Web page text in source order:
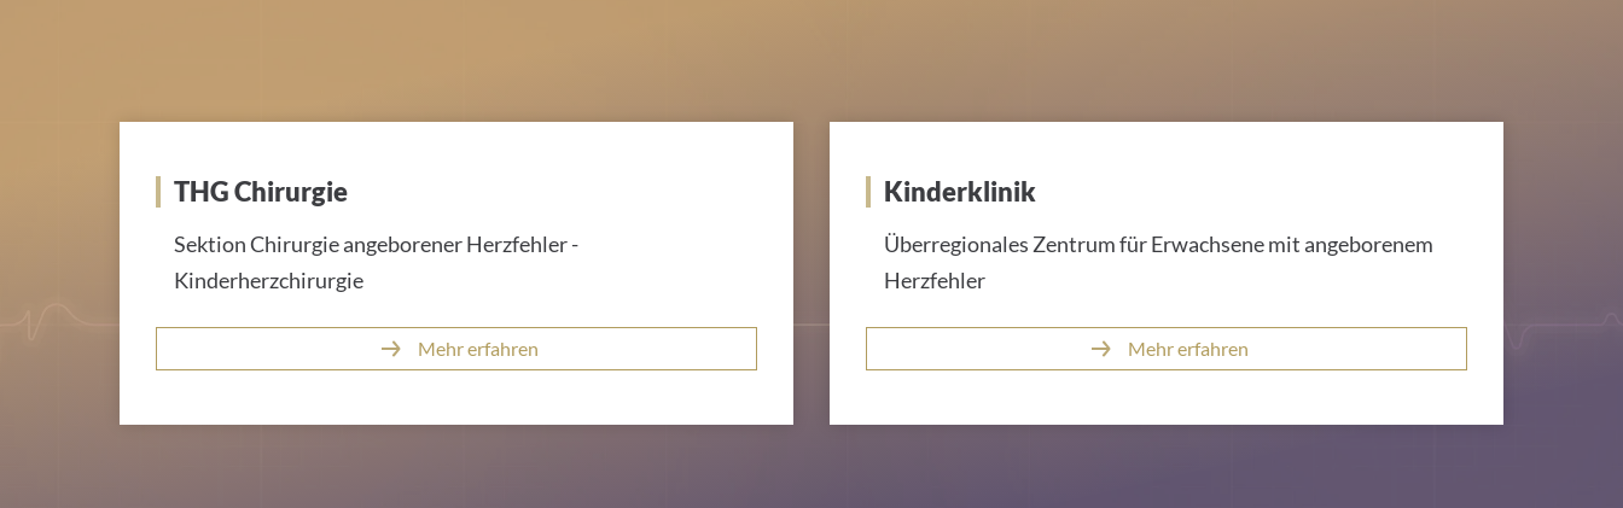
THG Chirurgie
Sektion Chirurgie angeborener Herzfehler -
Kinderherzchirurgie
Mehr erfahren
Kinderklinik
Überregionales Zentrum für Erwachsene mit angeborenem
Herzfehler
Mehr erfahren